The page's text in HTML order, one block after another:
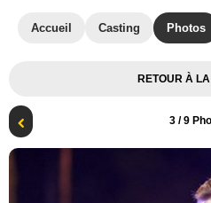
Accueil Casting Photos
RETOUR À
3 / 9